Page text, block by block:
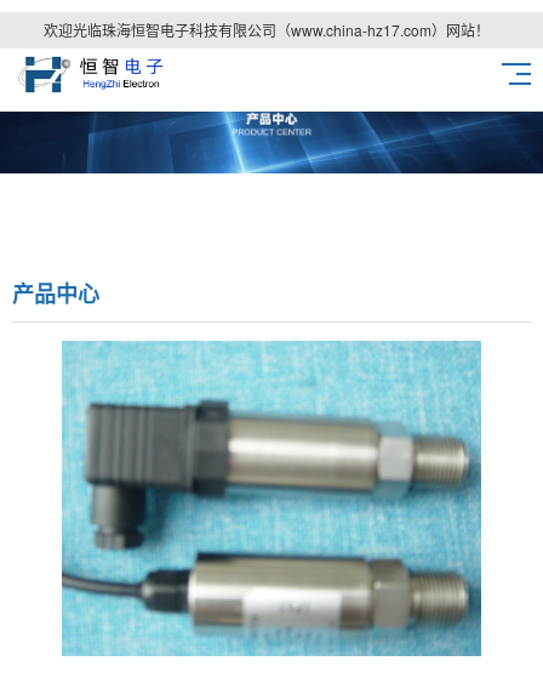
欢迎光临珠海恒智电子科技有限公司（www.china-hz17.com）网站！
产品中心